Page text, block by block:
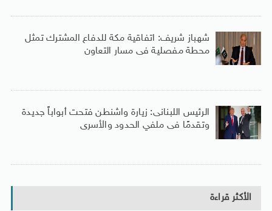
شهباز شريف: اتفاقية مكة للدفاع المشترك تمثل
محطة مفصلية فى مسار التعاون
الرئيس اللبنانى: زيارة واشنطن فتحت أبواباً جديدة
وتقدمًا فى ملفي الحدود والأسرى
الأكثر قراءة